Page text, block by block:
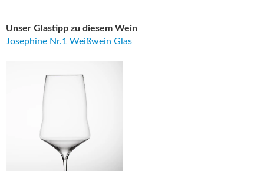
Unser Glastipp zu diesem Wein
Josephine Nr.1 Weißwein Glas